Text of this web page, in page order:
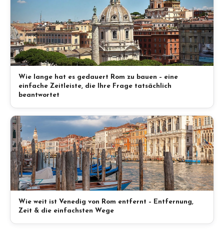
Wie lange hat es gedauert Rom zu bauen – eine
einfache Zeitleiste, die Ihre Frage tatsächlich
beantwortet
Wie weit ist Venedig von Rom entfernt – Entfernung,
Zeit & die einfachsten Wege